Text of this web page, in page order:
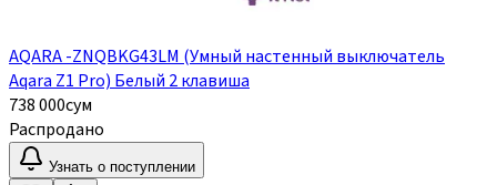
AQARA -ZNQBKG43LM (Умный настенный выключатель
Aqara Z1 Pro) Белый 2 клавиша
738 000сум
Распродано
Узнать о поступлении